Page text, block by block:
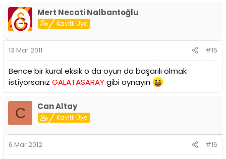
Mert Necati Nalbantoğlu
Kayıtlı Üye
13 Mar 2011 #15
Bence bir kural eksik o da oyun da başarılı olmak
istiyorsanız GALATASARAYgibi oynayın
C Can Altay
Kayıtlı Üye
6 Mar 2012 #16